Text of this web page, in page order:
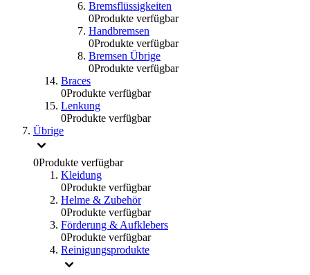
Bremsflüssigkeiten
0Produkte verfügbar
Handbremsen
0Produkte verfügbar
Bremsen Übrige
0Produkte verfügbar
Braces
0Produkte verfügbar
Lenkung
0Produkte verfügbar
Übrige
0Produkte verfügbar
Kleidung
0Produkte verfügbar
Helme & Zubehör
0Produkte verfügbar
Förderung & Aufklebers
0Produkte verfügbar
Reinigungsprodukte